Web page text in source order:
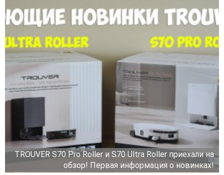
TROUVER S70 Pro Roller и S70 Ultra Roller приехали на
обзор! Первая информация о новинках!